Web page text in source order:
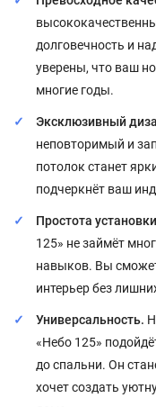
долговечность и
уверены, что ваш
многие годы.
Эксклюзивный
неповторимый и
потолок станет
подчеркнёт ваш
Простота
125» не займёт
навыков. Вы
интерьер без
Универсальность.
«Небо 125»
до спальни. Он
хочет создать